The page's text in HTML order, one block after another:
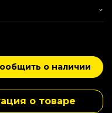
100 г
,
Сладкий
Табачный лист
Мелкая
о наличии
о товаре